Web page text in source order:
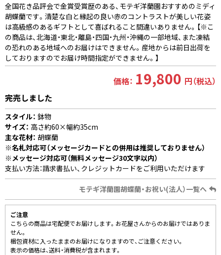
全国花き品評会で金賞受賞歴のある、モテギ洋蘭園おすすめのミディ
胡蝶蘭です。清楚な白と縁起の良い赤のコントラストが美しい花姿
は高級感のあるギフトとして喜ばれること間違いありません。【※こ
の商品は、北海道・東北・離島・四国・九州・沖縄の一部地域、また凍結
の恐れのある地域へのお届けはできません。産地からは前日出荷を
しておりますのでお届け時間指定ができません。】
価格： 19,800 円（税込）
完売しました
スタイル： 鉢物
サイズ： 高さ約60×幅約35cm
主な花材： 胡蝶蘭
※名札対応可（メッセージカードとの併用は推奨しておりません）
※メッセージ対応可（無料メッセージ30文字以内）
支払い方法：請求書払い、クレジットカードをご利用いただけます
モテギ洋蘭園胡蝶蘭・お祝い(法人）一覧へ
ご注意
こちらの商品は宅配便でお届けします。お花屋さんからのお届けではありま
せん。
梱包資材に入ったままのお届けになりますので、ご注意ください。
表示の価格は、送料・消費税が含まれます。